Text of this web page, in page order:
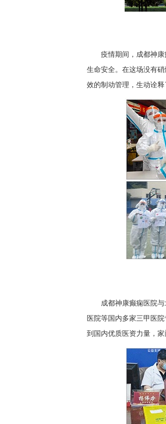
疫情期间，成都神
生命安全。在这场没有
效的制动管理，生动诠
成都神康癫痫医院
医院等国内多家三甲医
到国内优质医资力量，家